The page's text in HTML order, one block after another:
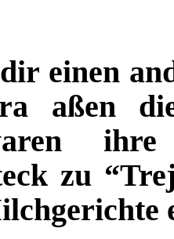
einen
aßen
zu